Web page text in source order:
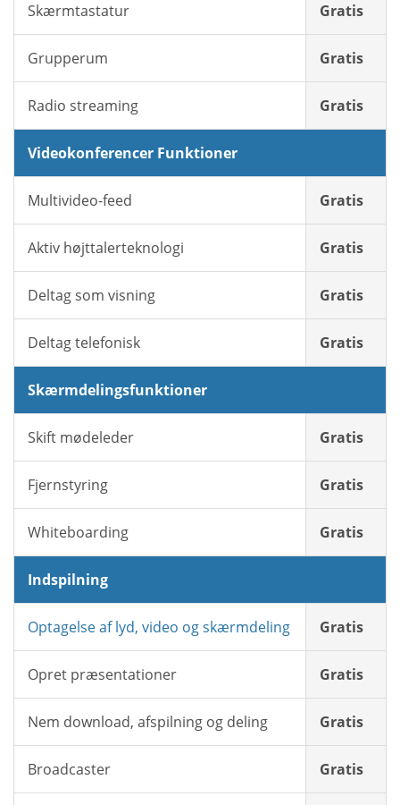
Skærmtastatur Gratis
Grupperum Gratis
Radio streaming Gratis
Videokonferencer Funktioner
Multivideo-feed Gratis
Aktiv højttalerteknologi Gratis
Deltag som visning Gratis
Deltag telefonisk Gratis
Skærmdelingsfunktioner
Skift mødeleder Gratis
Fjernstyring Gratis
Whiteboarding Gratis
Indspilning
Optagelse af lyd, video og skærmdeling Gratis
Opret præsentationer Gratis
Nem download, afspilning og deling Gratis
Broadcaster Gratis